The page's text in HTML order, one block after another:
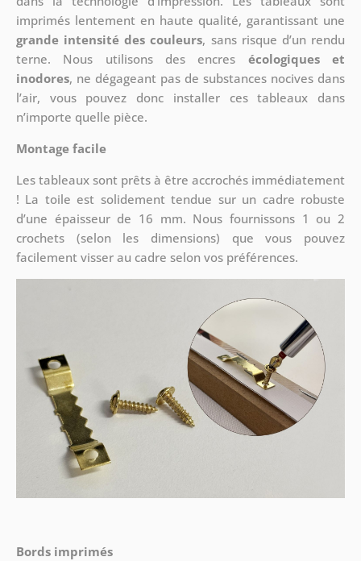
imprimés lentement en haute qualité, garantissant une
grande intensité des couleurs, sans risque d’un rendu
terne. Nous utilisons des encres écologiques et
inodores, ne dégageant pas de substances nocives dans
l’air, vous pouvez donc installer ces tableaux dans
n’importe quelle pièce.
Montage facile
Les tableaux sont prêts à être accrochés immédiatement
! La toile est solidement tendue sur un cadre robuste
d’une épaisseur de 16 mm. Nous fournissons 1 ou 2
crochets (selon les dimensions) que vous pouvez
facilement visser au cadre selon vos préférences.
Bords imprimés